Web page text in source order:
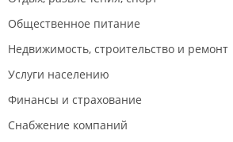
Общественное питание
Недвижимость, строительство и ремонт
Услуги населению
Финансы и страхование
Снабжение компаний